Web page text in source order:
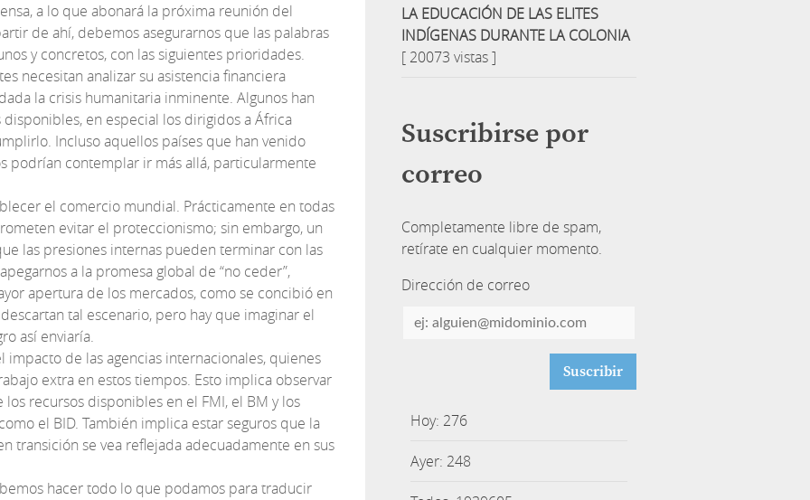
a lo que abonará la próxima reunión del
de ahí, debemos asegurarnos que las palabras
y concretos, con las siguientes prioridades.
necesitan analizar su asistencia financiera
la crisis humanitaria inminente. Algunos han
en especial los dirigidos a África
Incluso aquellos países que han venido
podrían contemplar ir más allá, particularmente
el comercio mundial. Prácticamente en todas
evitar el proteccionismo; sin embargo, un
las presiones internas pueden terminar con las
a la promesa global de “no ceder”,
apertura de los mercados, como se concibió en
tal escenario, pero hay que imaginar el
así enviaría.
de las agencias internacionales, quienes
extra en estos tiempos. Esto implica observar
recursos disponibles en el FMI, el BM y los
el BID. También implica estar seguros que la
transición se vea reflejada adecuadamente en sus
hacer todo lo que podamos para traducir
LA EDUCACIÓN DE LAS ELITES
INDÍGENAS DURANTE LA COLONIA
[ 20073 vistas ]
Suscribirse por
correo
Completamente libre de spam,
retírate en cualquier momento.
Dirección de correo
Dirección
Hoy: 276
Ayer: 248